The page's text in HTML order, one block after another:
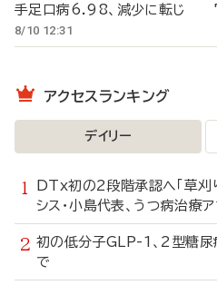
手足口病6.98、減少に転じ
8/10 12:31
アクセスランキング
デイリー
DTx初の2段階承認へ「草
シス・小島代表、うつ病治療
初の低分子GLP-1、2型糖
で